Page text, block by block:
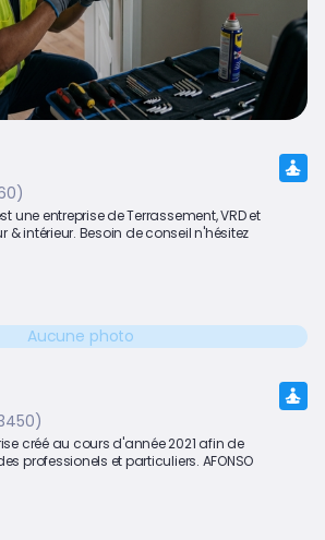
une entreprise de Terrassement, VRD et
& intérieur. Besoin de conseil n'hésitez
Aucune photo
créé au cours d'année 2021 afin de
professionels et particuliers. AFONSO